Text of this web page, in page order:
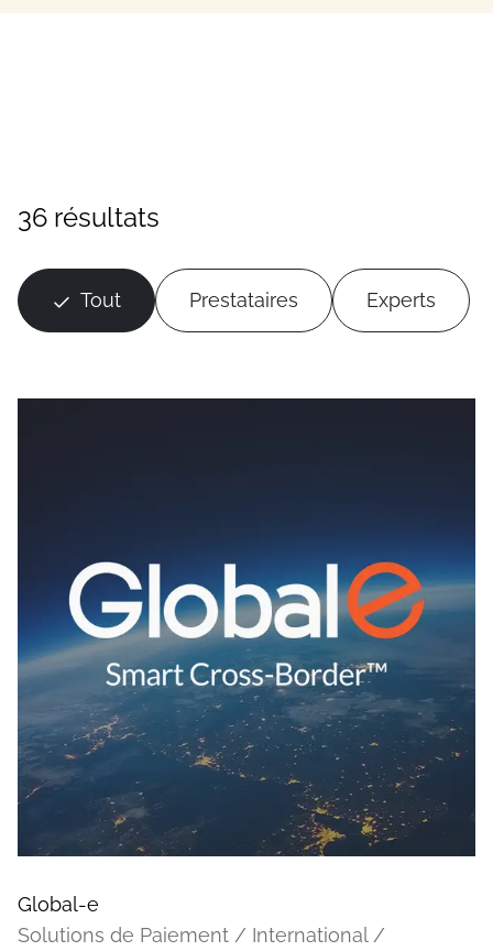
36 résultats
Tout Prestataires Experts
Global-e
Solutions de Paiement / International /